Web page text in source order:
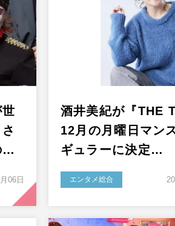
…
06日
酒井美紀が『THE
12月の月曜日マン
ギュラーに決定…
エンタメ総合